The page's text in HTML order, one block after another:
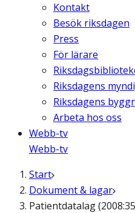
Kontakt
Besök riksdagen
Press
För lärare
Riksdagens
Riksdagens
Arbeta hos oss
Webb-tv
Webb-tv
Start
Dokument & lagar
Patientdatalag